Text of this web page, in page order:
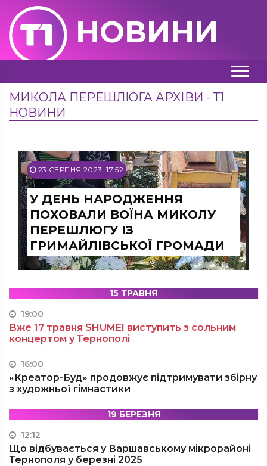
НОВИНИ
МИКОЛА ПЕРЕШЛЮГА АРХІВИ - Т1
НОВИНИ
23 СЕРПНЯ 2023, 17:52
У ДЕНЬ НАРОДЖЕННЯ
ПОХОВАЛИ ВОЇНА МИКОЛУ
ПЕРЕШЛЮГУ ІЗ
ГРИМАЙЛІВСЬКОЇ ГРОМАДИ
15 ТРАВНЯ
19:00
Вже 17 травня SHUMEI виступить з сольним
концертом у Тернополі
16:00
«Креатор-Буд» продовжує підтримувати збірну
з художньої гімнастики
19 БЕРЕЗНЯ
12:12
Що відбувається у Варшавському мікрорайоні
Тернополя у березні 2025